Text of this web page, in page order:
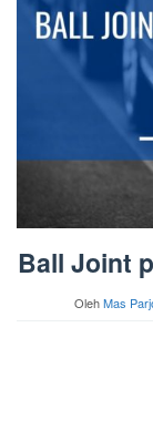
Ball Joint
OlehMas